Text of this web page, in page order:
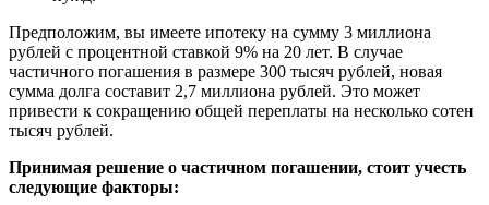
Предположим, вы имеете ипотеку на сумму 3 миллиона
рублей с процентной ставкой 9% на 20 лет. В случае
частичного погашения в размере 300 тысяч рублей, новая
сумма долга составит 2,7 миллиона рублей. Это может
привести к сокращению общей переплаты на несколько сотен
тысяч рублей.
Принимая решение о частичном погашении, стоит учесть
следующие факторы: